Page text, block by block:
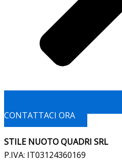
CONTATTACI ORA
STILE NUOTO QUADRI SRL
P.IVA: IT03124360169